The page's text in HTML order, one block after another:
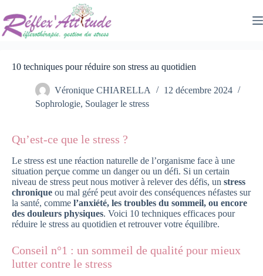
au
contenu
10 techniques pour réduire son stress au quotidien
Véronique CHIARELLA
12 décembre 2024
Sophrologie, Soulager le stress
Qu’est-ce que le stress ?
Le stress est une réaction naturelle de l’organisme face à une
situation perçue comme un danger ou un défi. Si un certain
niveau de stress peut nous motiver à relever des défis, un stress
chronique ou mal géré peut avoir des conséquences néfastes sur
la santé, comme l’anxiété, les troubles du sommeil, ou encore
des douleurs physiques. Voici 10 techniques efficaces pour
réduire le stress au quotidien et retrouver votre équilibre.
Conseil n°1 : un sommeil de qualité pour mieux
lutter contre le stress